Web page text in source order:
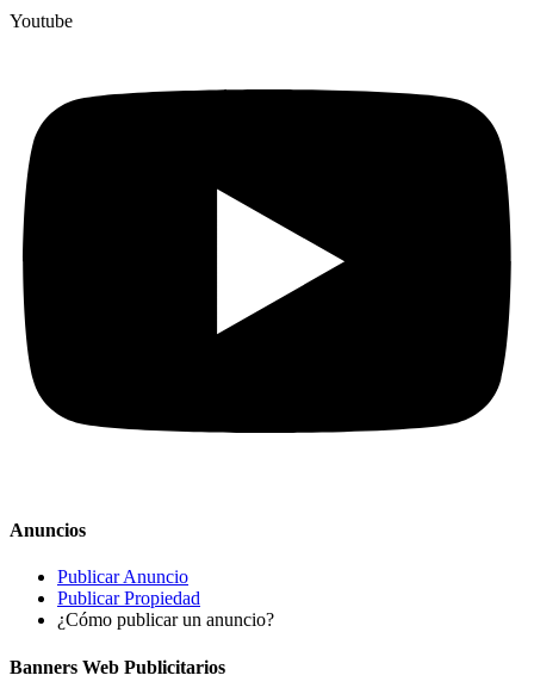
Youtube
Anuncios
Publicar Anuncio
Publicar Propiedad
¿Cómo publicar un anuncio?
Banners Web Publicitarios